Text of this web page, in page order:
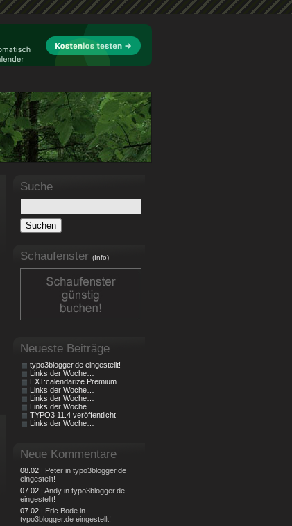
Suche
Schaufenster (Info)
Neueste Beiträge
typo3blogger.de eingestellt!
Links der Woche…
EXT:calendarize Premium
Links der Woche…
Links der Woche…
Links der Woche…
TYPO3 11.4 veröffentlicht
Links der Woche…
Neue Kommentare
08.02 | Peter in typo3blogger.de
eingestellt!
07.02 | Andy in typo3blogger.de
eingestellt!
07.02 | Eric Bode in
typo3blogger.de eingestellt!